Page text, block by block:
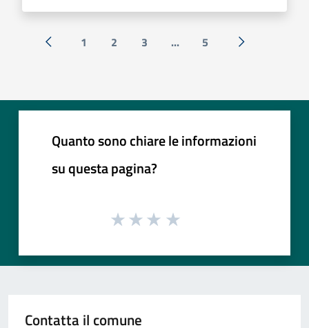
« Precedente
1 2 3 ... 5 Successiva »
Quanto sono chiare le informazioni
su questa pagina?
Contatta il comune